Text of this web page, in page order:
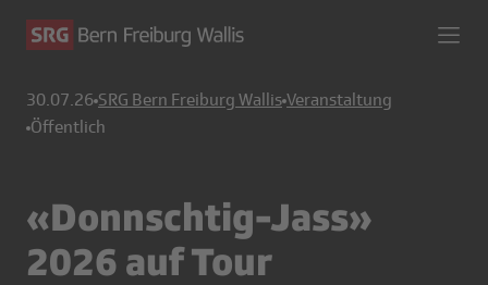
30.07.26 SRG Bern Freiburg Wallis Veranstaltung
Öffentlich
«Donnschtig-Jass»
2026 auf Tour